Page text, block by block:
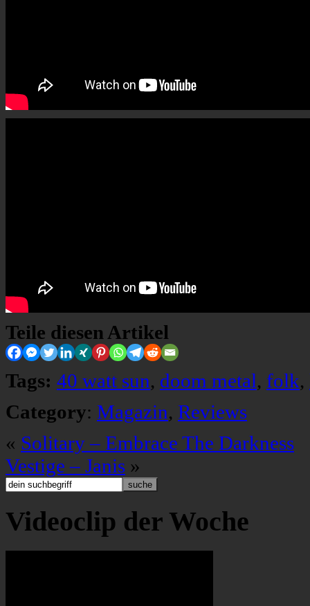
Teile diesen Artikel
Tags: 40 watt sun, doom metal, folk,
Category: Magazin, Reviews
« Solitary – Embrace The Darkness
Vestige – Janis »
Videoclip der Woche